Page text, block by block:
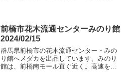
Ｆ２リアルロングフィン...
前橋市花木流通センターみのり館
2024/02/15
群馬県前橋市の花木流通センター・みの
り館へメダカを出品しています。みのり
館は、前橋南モール直ぐ近く。高速を挟